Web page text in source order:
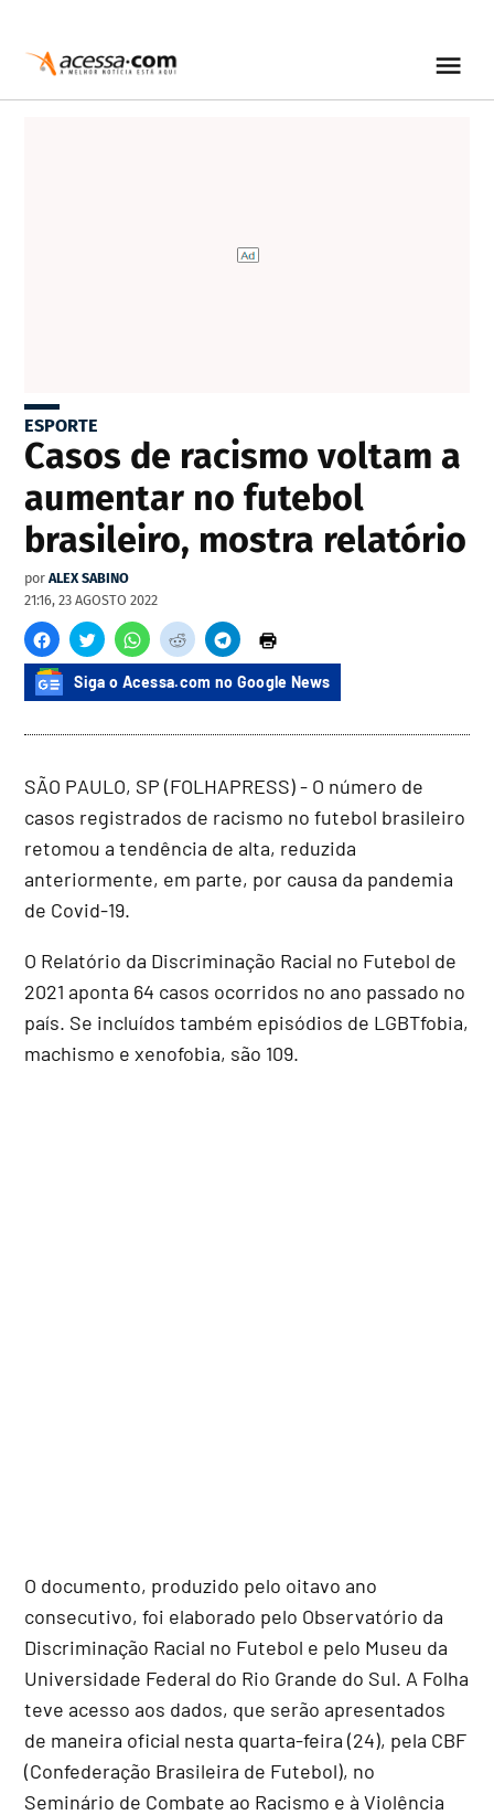
ESPORTE
Casos de racismo voltam a
aumentar no futebol
brasileiro, mostra relatório
por ALEX SABINO
21:16, 23 AGOSTO 2022
Siga o Acessa.com no Google News
SÃO PAULO, SP (FOLHAPRESS) - O número de
casos registrados de racismo no futebol brasileiro
retomou a tendência de alta, reduzida
anteriormente, em parte, por causa da pandemia
de Covid-19.
O Relatório da Discriminação Racial no Futebol de
2021 aponta 64 casos ocorridos no ano passado no
país. Se incluídos também episódios de LGBTfobia,
machismo e xenofobia, são 109.
O documento, produzido pelo oitavo ano
consecutivo, foi elaborado pelo Observatório da
Discriminação Racial no Futebol e pelo Museu da
Universidade Federal do Rio Grande do Sul. A Folha
teve acesso aos dados, que serão apresentados
de maneira oficial nesta quarta-feira (24), pela CBF
(Confederação Brasileira de Futebol), no
Seminário de Combate ao Racismo e à Violência